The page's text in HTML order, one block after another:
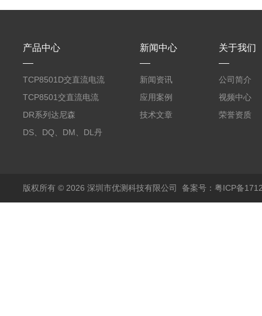
产品中心
TCP8501D交直流电流
探头500A
TCP8501交直流电流
探头500A
DR系列达尼森
Danisense高精度电流
DS、DQ、DM、DL丹
新闻中心
新闻资讯
应用案例
技术文章
关于我们
公司简介
视频中心
荣誉资质
版权所有 © 2026 深圳市优测科技有限公司 备案号：粤ICP备